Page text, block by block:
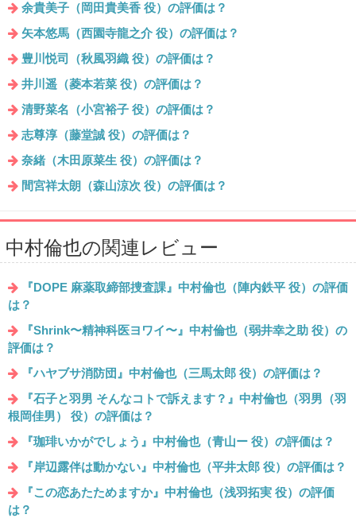
余貴美子（岡田貴美香 役）の評価は？
矢本悠馬（西園寺龍之介 役）の評価は？
豊川悦司（秋風羽織 役）の評価は？
井川遥（菱本若菜 役）の評価は？
清野菜名（小宮裕子 役）の評価は？
志尊淳（藤堂誠 役）の評価は？
奈緒（木田原菜生 役）の評価は？
間宮祥太朗（森山涼次 役）の評価は？
中村倫也の関連レビュー
『DOPE 麻薬取締部捜査課』中村倫也（陣内鉄平 役）の評価
は？
『Shrink〜精神科医ヨワイ〜』中村倫也（弱井幸之助 役）の
評価は？
『ハヤブサ消防団』中村倫也（三馬太郎 役）の評価は？
『石子と羽男 そんなコトで訴えます？』中村倫也（羽男（羽
根岡佳男） 役）の評価は？
『珈琲いかがでしょう』中村倫也（青山ー 役）の評価は？
『岸辺露伴は動かない』中村倫也（平井太郎 役）の評価は？
『この恋あたためますか』中村倫也（浅羽拓実 役）の評価
は？